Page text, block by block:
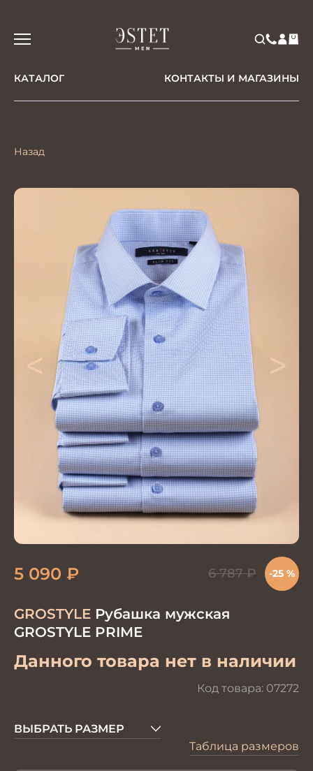
КАТАЛОГ КОНТАКТЫ И МАГАЗИНЫ
Назад
< >
GROSTYLE Рубашка мужская
GROSTYLE PRIME
Данного товара нет в наличии
Код товара: 07272
5 090 ₽ 6 787₽ -25 %
ВЫБРАТЬ РАЗМЕР
Таблица размеров